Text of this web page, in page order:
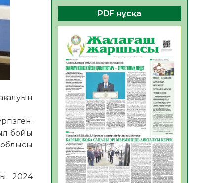
бойы
2024
06.08.2026
44 0
ҚОҒАМДЫҚ БЕЛСЕНДІЛІК –
ЕЛ ДАМУЫНЫҢ НЕГІЗІ
06.08.2026
41
ҚҰРЫЛТАЙ САЙЛАУЫ –
БОЛАШАҚҚА БАСТАР
ЖАУАПТЫ ТАҢДАУ
06.08.2026
43
Инфекциялық ауруларға
қарсы иммундау
жұмыстарының тиімділігі
06.08.2026
46
Көкжөтел ауруы туралы
PDF нұсқа